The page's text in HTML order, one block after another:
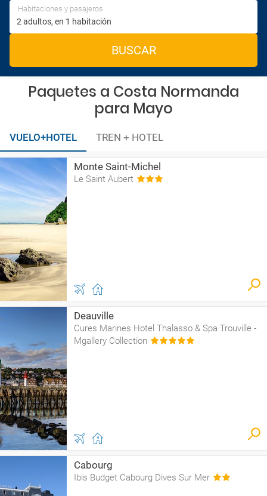
Habitaciones y pasajeros
BUSCAR
Paquetes a Costa Normanda
para Mayo
VUELO+HOTEL TREN + HOTEL
Monte Saint-Michel
Le Saint Aubert
Deauville
Cures Marines Hotel Thalasso & Spa Trouville -
Mgallery Collection
Cabourg
Ibis Budget Cabourg Dives Sur Mer